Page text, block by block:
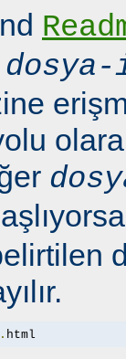
html